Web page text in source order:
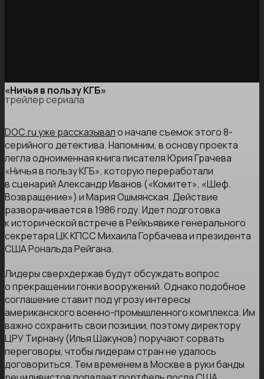
«Ничья в пользу КГБ»
трейлер сериала
DОС.ru уже рассказывало начале съемок этого 8-
серийного детектива. Напомним, в основу проекта
легла одноименная книга писателя Юрия Грачева
«Ничья в пользу КГБ», которую переработали
в сценарий Александр Иванов («Комитет», «Шеф.
Возвращение») и Мария Ошмянская. Действие
разворачивается в 1986 году. Идет подготовка
к исторической встрече в Рейкьявике генерального
секретаря ЦК КПСС Михаила Горбачева и президента
США Рональда Рейгана.
Лидеры сверхдержав будут обсуждать вопрос
о прекращении гонки вооружений. Однако подобное
соглашение ставит под угрозу интересы
американского военно-промышленного комплекса. Им
важно сохранить свои позиции, поэтому директору
ЦРУ Тирнану (Илья Шакунов) поручают сорвать
переговоры, чтобы лидерам стран не удалось
договориться. Тем временем в Москве в руки банды